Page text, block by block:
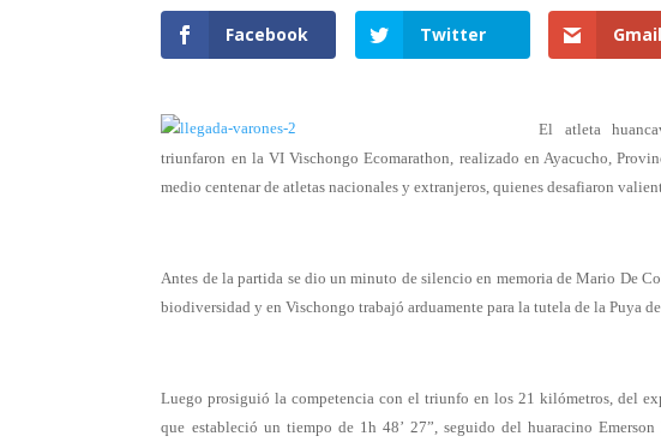
Facebook Twitter Gmail
El atleta
triunfaron en la VI Vischongo Ecomarathon, realizado en Ayacucho,
medio centenar de atletas nacionales y extranjeros, quienes desafiaron
Antes de la partida se dio un minuto de silencio en memoria de Mario De
biodiversidad y en Vischongo trabajó arduamente para la tutela de la Puya
Luego prosiguió la competencia con el triunfo en los 21 kilómetros, del
que estableció un tiempo de 1h 48’ 27”, seguido del huaracino